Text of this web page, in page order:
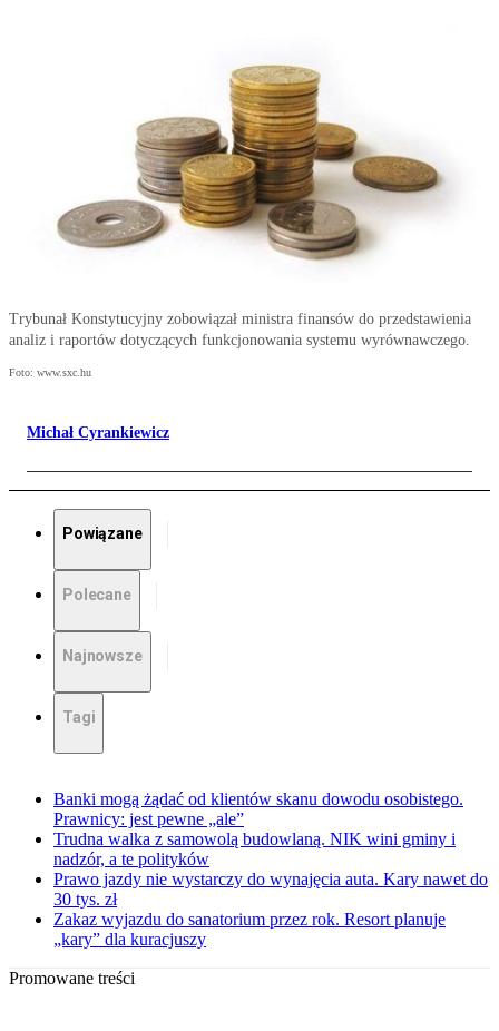
Trybunał Konstytucyjny zobowiązał ministra finansów do przedstawienia
analiz i raportów dotyczących funkcjonowania systemu wyrównawczego.
Foto: www.sxc.hu
Michał Cyrankiewicz
Powiązane
Polecane
Najnowsze
Tagi
Banki mogą żądać od klientów skanu dowodu osobistego.
Prawnicy: jest pewne „ale”
Trudna walka z samowolą budowlaną. NIK wini gminy i
nadzór, a te polityków
Prawo jazdy nie wystarczy do wynajęcia auta. Kary nawet do
30 tys. zł
Zakaz wyjazdu do sanatorium przez rok. Resort planuje
„kary” dla kuracjuszy
Promowane treści